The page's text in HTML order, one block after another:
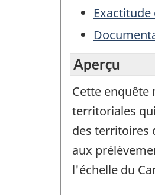
Exactitude
Aperçu
Cette enquête
territoriales
des territoires
aux
l'échelle du